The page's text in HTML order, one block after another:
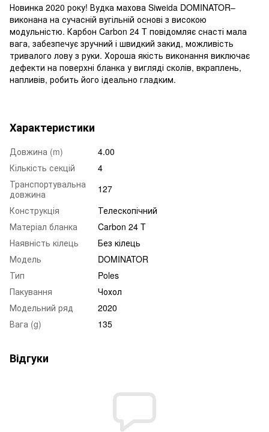
Новинка 2020 року! Вудка махова Siweida DOMINATOR–
виконана на сучасній вугільній основі з високою
модульністю. Карбон Carbon 24 T повідомляє снасті мала
вага, забезпечує зручний і швидкий закид, можливість
тривалого лову з руки. Хороша якість виконання виключає
дефекти на поверхні бланка у вигляді сколів, вкраплень,
напливів, робить його ідеально гладким.
Характеристики
Довжина (m)
4.00
Кількість секцій
4
Транспортувальна
довжина
127
Конструкція
Телескопічний
Матеріал бланка
Carbon 24 T
Наявність кілець
Без кілець
Модель
DOMINATOR
Тип
Poles
Пакування
Чохол
Модельний ряд
2020
Вага (g)
135
Відгуки